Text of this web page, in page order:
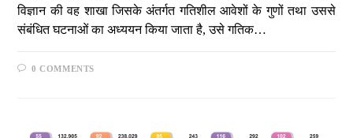
विज्ञान की वह शाखा जिसके अंतर्गत गतिशील आवेशों के गुणों तथा उससे
संबंधित घटनाओं का अध्ययन किया जाता है, उसे गतिक…
0 COMMENTS